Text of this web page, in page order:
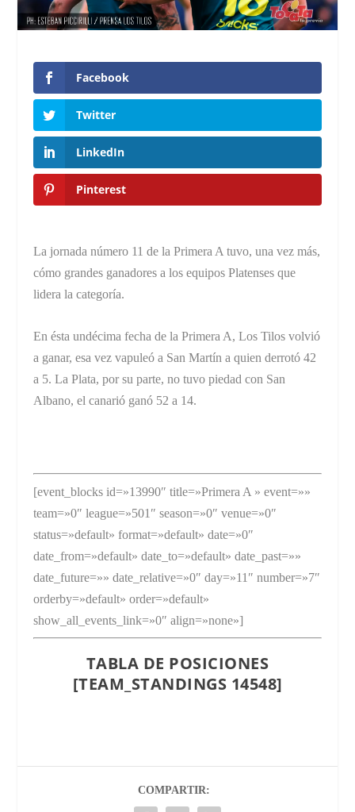
Facebook
Twitter
LinkedIn
Pinterest
La jornada número 11 de la Primera A tuvo, una vez más,
cómo grandes ganadores a los equipos Platenses que
lidera la categoría.
En ésta undécima fecha de la Primera A, Los Tilos volvió
a ganar, esa vez vapuleó a San Martín a quien derrotó 42
a 5. La Plata, por su parte, no tuvo piedad con San
Albano, el canarió ganó 52 a 14.
[event_blocks id=»13990″ title=»Primera A » event=»»
team=»0″ league=»501″ season=»0″ venue=»0″
status=»default» format=»default» date=»0″
date_from=»default» date_to=»default» date_past=»»
date_future=»» date_relative=»0″ day=»11″ number=»7″
orderby=»default» order=»default»
show_all_events_link=»0″ align=»none»]
TABLA DE POSICIONES
[TEAM_STANDINGS 14548]
COMPARTIR: